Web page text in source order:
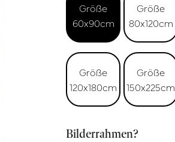
Größe
60x90cm
Größe
80x120cm
Größe
120x180cm
Größe
150x225cm
Bilderrahmen?